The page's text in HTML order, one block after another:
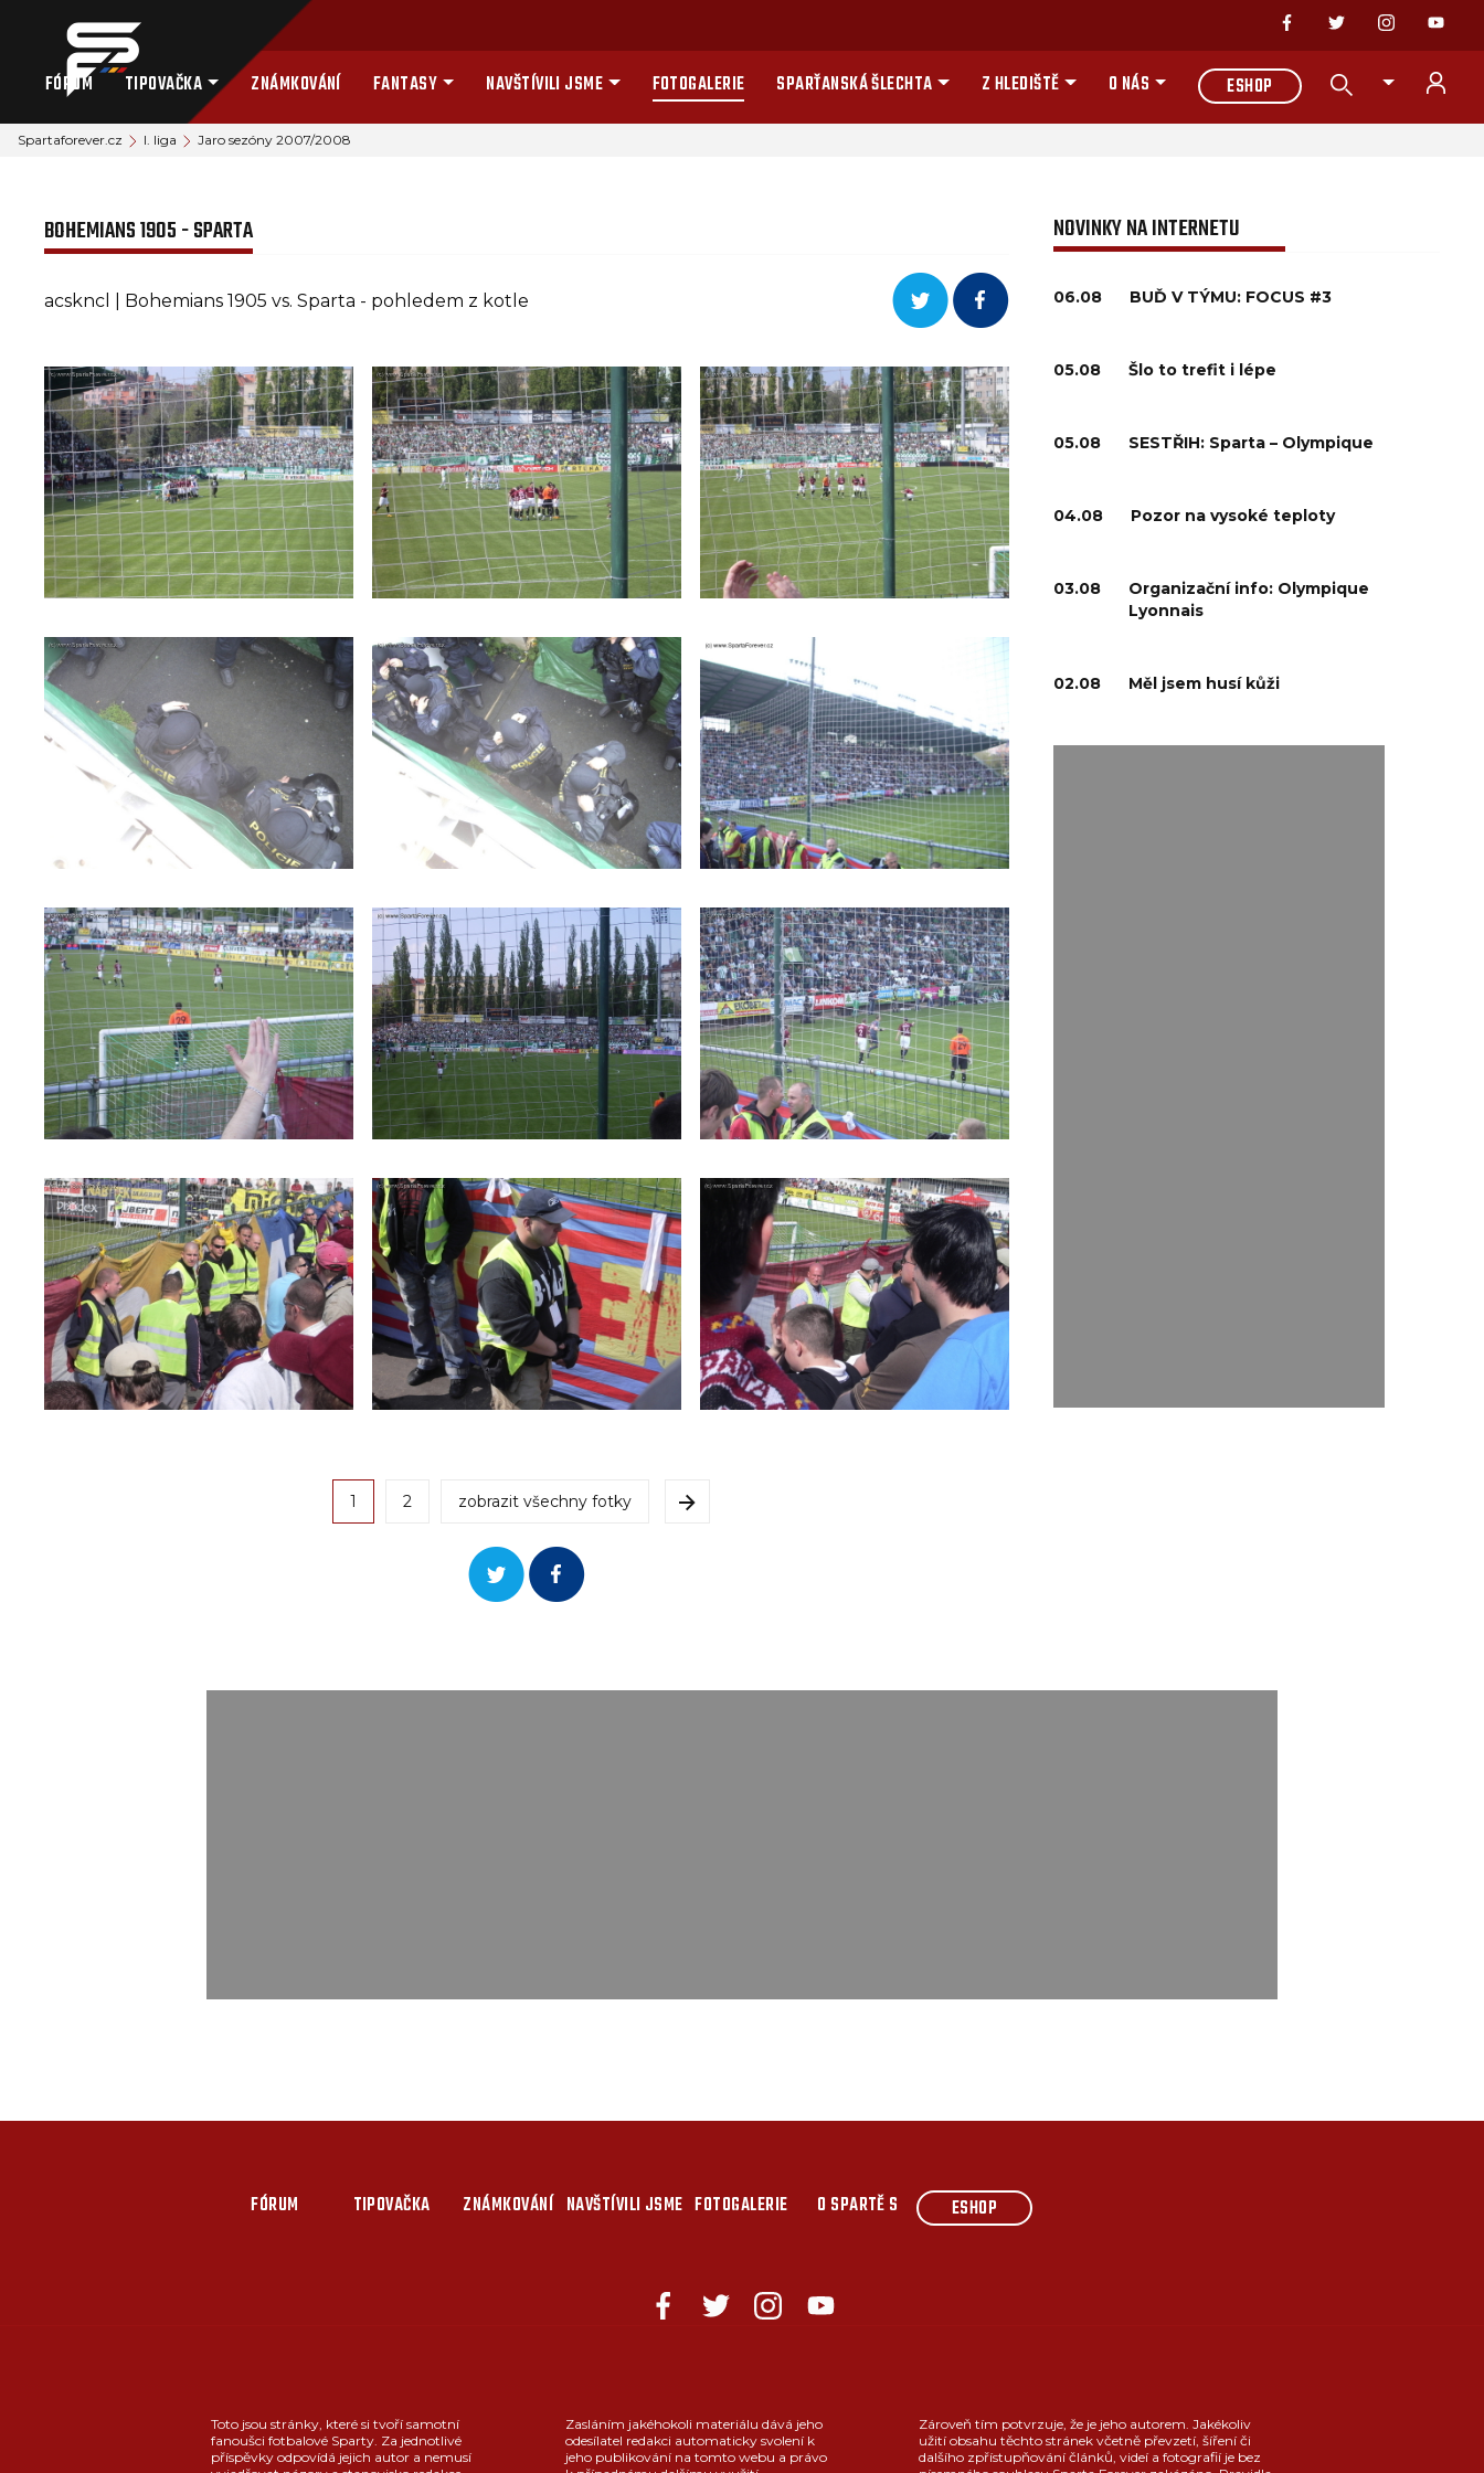
FÓRUM TIPOVAČKA ZNÁMKOVÁNÍ FANTASY NAVŠTÍVILI JSME FOTOGALERIE SPARŤANSKÁ ŠLECHTA Z HLEDIŠTĚ O NÁS ESHOP
Spartaforever.cz I. liga Jaro sezóny 2007/2008
BOHEMIANS 1905 - SPARTA
acskncl | Bohemians 1905 vs. Sparta - pohledem z kotle
1 2 zobrazit všechny fotky
NOVINKY NA INTERNETU
06.08 BUĎ V TÝMU: FOCUS #3
05.08 Šlo to trefit i lépe
05.08 SESTŘIH: Sparta – Olympique
04.08 Pozor na vysoké teploty
03.08
Organizační info: Olympique
Lyonnais
02.08 Měl jsem husí kůži
FÓRUM TIPOVAČKA ZNÁMKOVÁNÍ NAVŠTÍVILI JSME FOTOGALERIE O SPARTĚ S ESHOP
Toto jsou stránky, které si tvoří samotní
fanoušci fotbalové Sparty. Za jednotlivé
příspěvky odpovídá jejich autor a nemusí
Zasláním jakéhokoli materiálu dává jeho
odesílatel redakci automaticky svolení k
jeho publikování na tomto webu a právo
Zároveň tím potvrzuje, že je jeho autorem. Jakékoliv
užití obsahu těchto stránek včetně převzetí, šíření či
dalšího zpřístupňování článků, videí a fotografií je bez